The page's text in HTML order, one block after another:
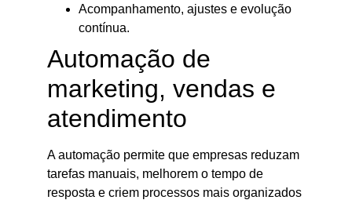
Acompanhamento, ajustes e evolução
contínua.
Automação de
marketing, vendas e
atendimento
A automação permite que empresas reduzam
tarefas manuais, melhorem o tempo de
resposta e criem processos mais organizados